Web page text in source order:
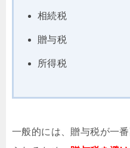
相続税
贈与税
所得税
一般的には、贈与税が一